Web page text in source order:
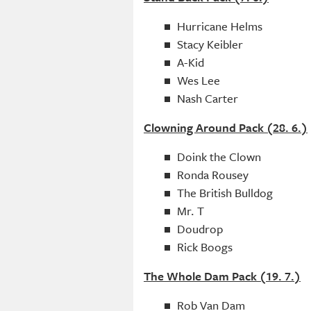
Hurricane Helms
Stacy Keibler
A-Kid
Wes Lee
Nash Carter
Clowning Around Pack (28. 6.)
Doink the Clown
Ronda Rousey
The British Bulldog
Mr. T
Doudrop
Rick Boogs
The Whole Dam Pack (19. 7.)
Rob Van Dam